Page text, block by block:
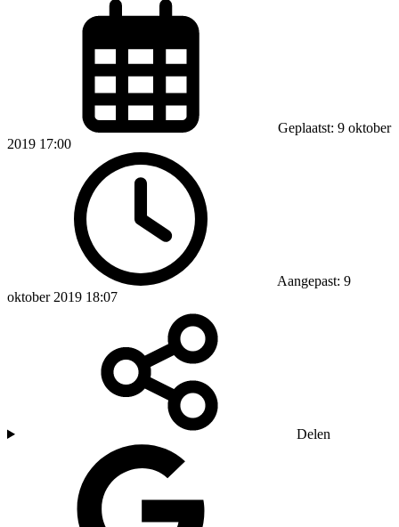
Geplaatst: 9 oktober
2019 17:00
Aangepast: 9
oktober 2019 18:07
Delen